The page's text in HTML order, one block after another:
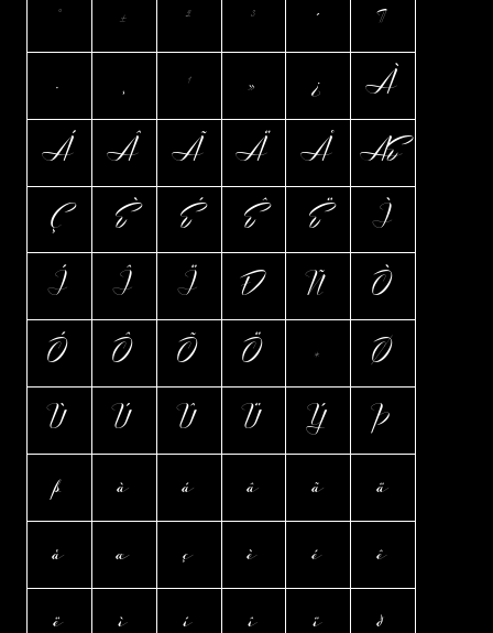
° ± ² ³ ´ ¶
· ¸ ¹ » ¿ À
Á Â Ã Ä Å Æ
Ç È É Ê Ë Ì
Í Î Ï Ð Ñ Ò
Ó Ô Õ Ö × Ø
Ù Ú Û Ü Ý Þ
ß à á â ã ä
å æ ç è é ê
ë ì í î ï ð